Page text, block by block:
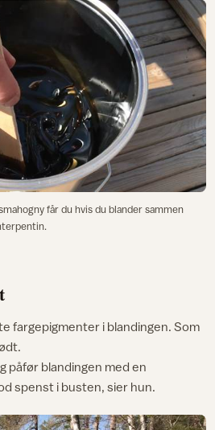
får du hvis du blander sammen
fargepigmenter i blandingen. Som
påfør blandingen med en
spenst i busten, sier hun.